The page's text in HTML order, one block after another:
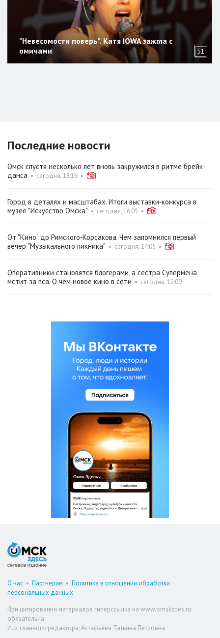
"Невесомости поверь". Катя IOWA зажгла с
омичами
51
Последние новости
Омск спустя несколько лет вновь закружился в ритме брейк-
данса • сегодня, 18:16 •
Город в деталях и масштабах. Итоги выставки‑конкурса в
музее "Искусство Омска" • сегодня, 16:05 •
От "Кино" до Римского‑Корсакова. Чем запомнился первый
вечер "Музыкального пикника" • сегодня, 14:05 •
Оперативники становятся блогерами, а сестра Супермена
мстит за пса. О чём новое кино в сети • сегодня, 12:09
О нас • Партнерам • Политика в отношении обработки
персональных данных
При цитировании материалов гиперссылка на www.omskzdes.ru
обязательна.
И.о. главного редактора: Астафьева Татьяна Петровна